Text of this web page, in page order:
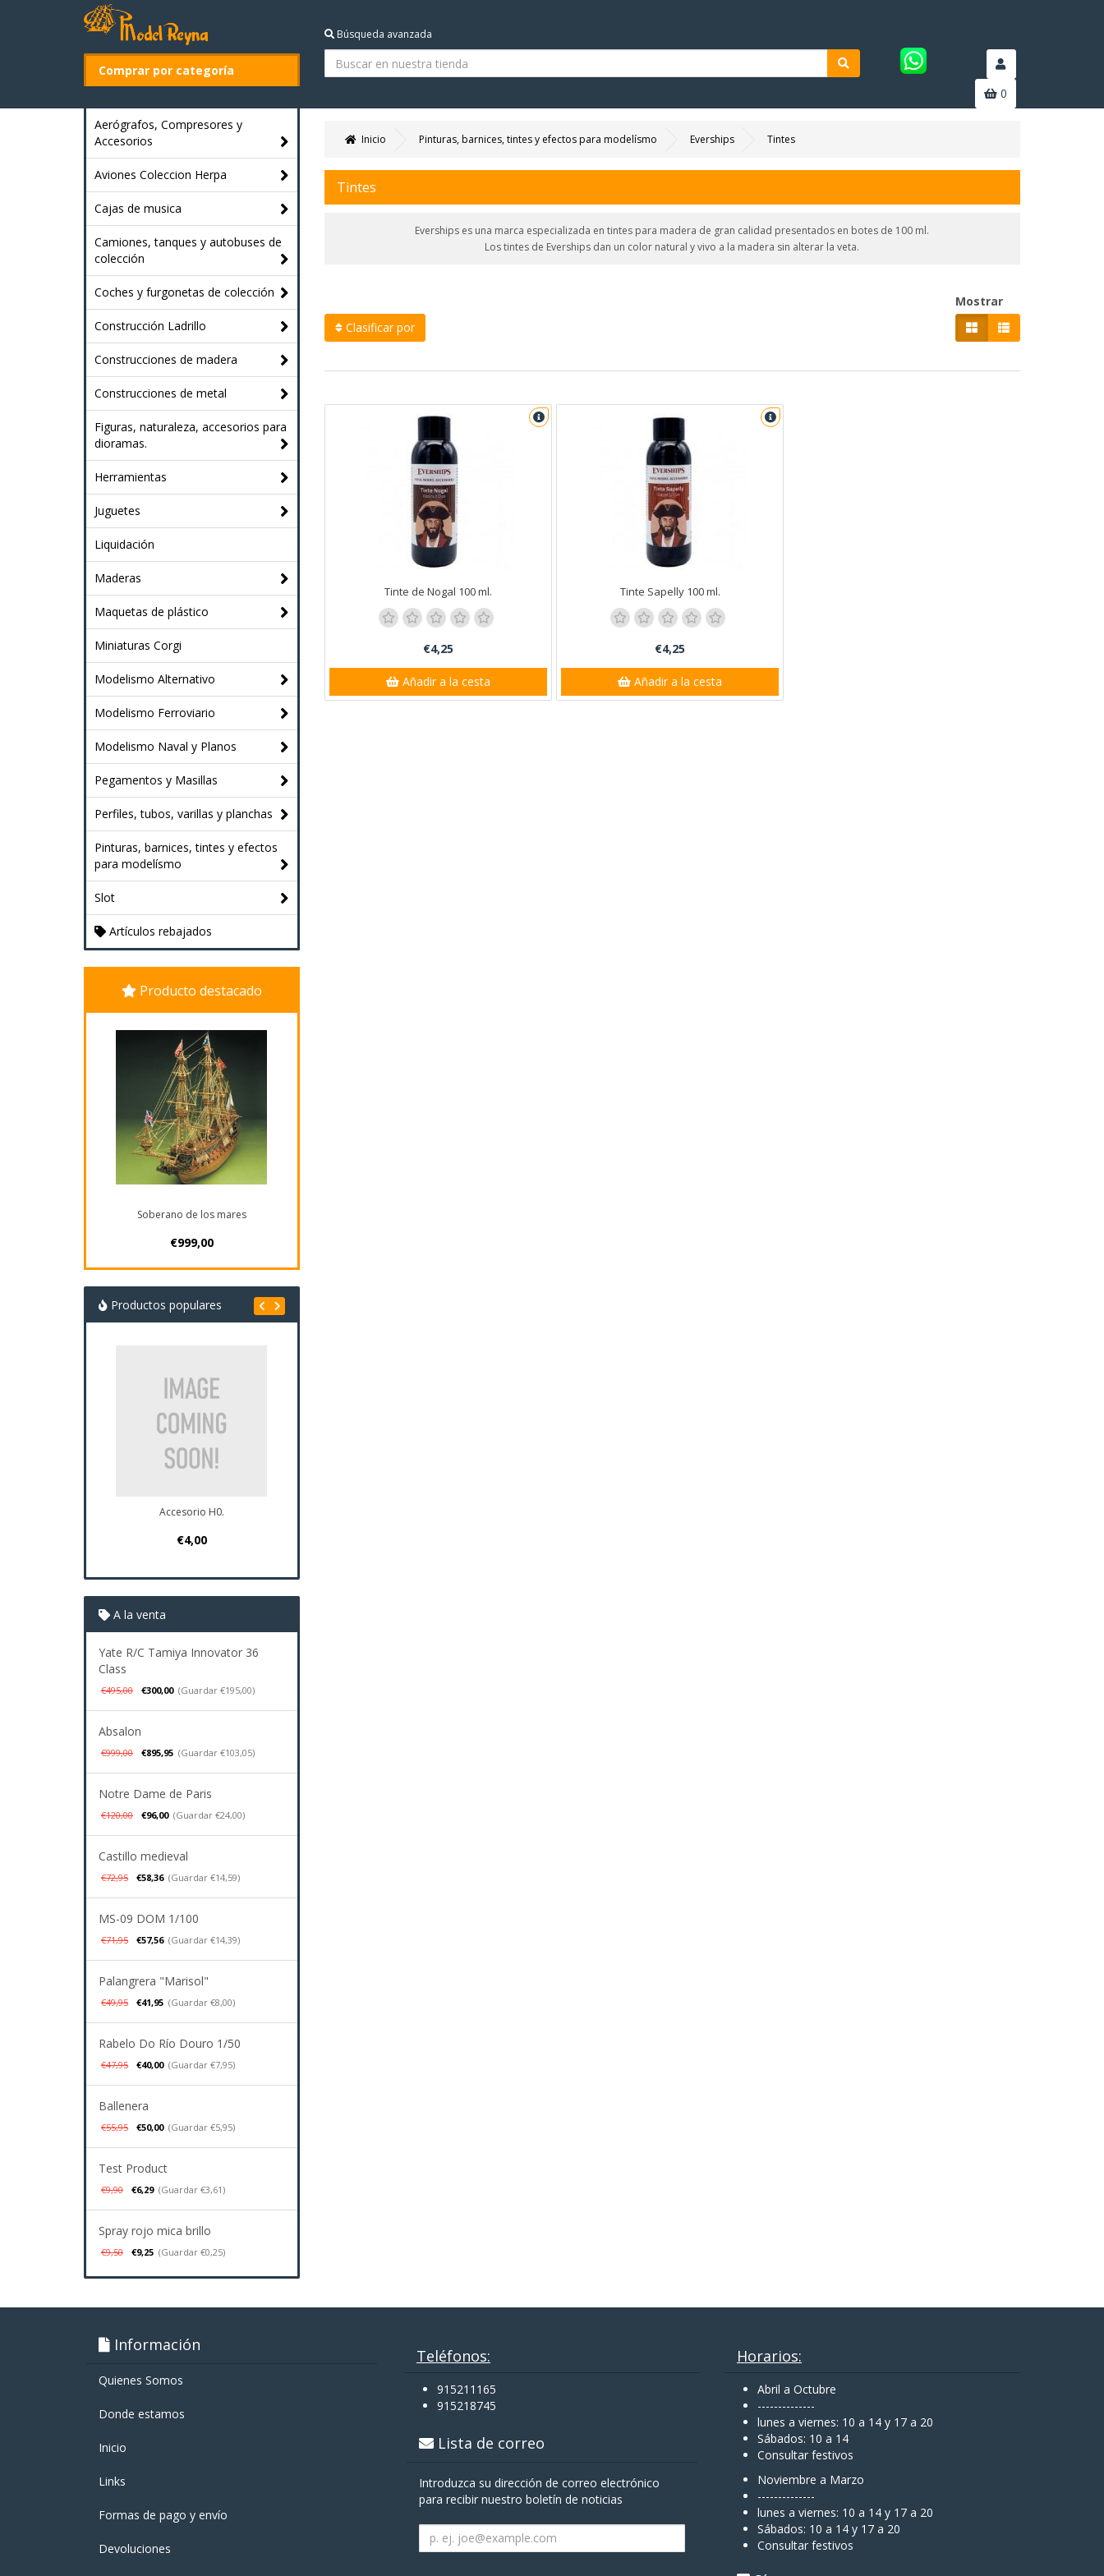
Comprar por categoría
Búsqueda avanzada
0
Aerógrafos, Compresores y
Accesorios
Aviones Coleccion Herpa
Cajas de musica
Camiones, tanques y autobuses de
colección
Coches y furgonetas de colección
Construcción Ladrillo
Construcciones de madera
Construcciones de metal
Figuras, naturaleza, accesorios para
dioramas.
Herramientas
Juguetes
Liquidación
Maderas
Maquetas de plástico
Miniaturas Corgi
Modelismo Alternativo
Modelismo Ferroviario
Modelismo Naval y Planos
Pegamentos y Masillas
Perfiles, tubos, varillas y planchas
Pinturas, barnices, tintes y efectos
para modelísmo
Slot
Artículos rebajados
Producto destacado
Soberano de los mares
€999,00
Productos populares
Accesorio H0.
€4,00
A la venta
Yate R/C Tamiya Innovator 36
Class
€495,00 €300,00 (Guardar €195,00)
Absalon
€999,00 €895,95 (Guardar €103,05)
Notre Dame de Paris
€120,00 €96,00 (Guardar €24,00)
Castillo medieval
€72,95 €58,36 (Guardar €14,59)
MS-09 DOM 1/100
€71,95 €57,56 (Guardar €14,39)
Palangrera "Marisol"
€49,95 €41,95 (Guardar €8,00)
Rabelo Do Río Douro 1/50
€47,95 €40,00 (Guardar €7,95)
Ballenera
€55,95 €50,00 (Guardar €5,95)
Test Product
€9,90 €6,29 (Guardar €3,61)
Spray rojo mica brillo
€9,50 €9,25 (Guardar €0,25)
Inicio Pinturas, barnices, tintes y efectos para modelísmo Everships Tintes
Tintes
Everships es una marca especializada en tintes para madera de gran calidad presentados en botes de 100 ml.
Los tintes de Everships dan un color natural y vivo a la madera sin alterar la veta.
Clasificar por
Mostrar
Tinte de Nogal 100 ml.
€4,25
Añadir a la cesta
Tinte Sapelly 100 ml.
€4,25
Añadir a la cesta
Información
Quienes Somos
Donde estamos
Inicio
Links
Formas de pago y enví­o
Devoluciones
Teléfonos:
915211165
915218745
Lista de correo
Introduzca su dirección de correo electrónico
para recibir nuestro boletín de noticias
Horarios:
Abril a Octubre
--------------
lunes a viernes: 10 a 14 y 17 a 20
Sábados: 10 a 14
Consultar festivos
Noviembre a Marzo
--------------
lunes a viernes: 10 a 14 y 17 a 20
Sábados: 10 a 14 y 17 a 20
Consultar festivos